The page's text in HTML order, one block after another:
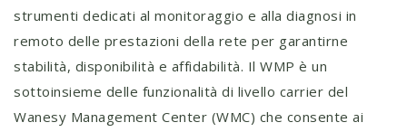
strumenti dedicati al monitoraggio e alla diagnosi in
remoto delle prestazioni della rete per garantirne
stabilità, disponibilità e affidabilità. Il WMP è un
sottoinsieme delle funzionalità di livello carrier del
Wanesy Management Center (WMC) che consente ai